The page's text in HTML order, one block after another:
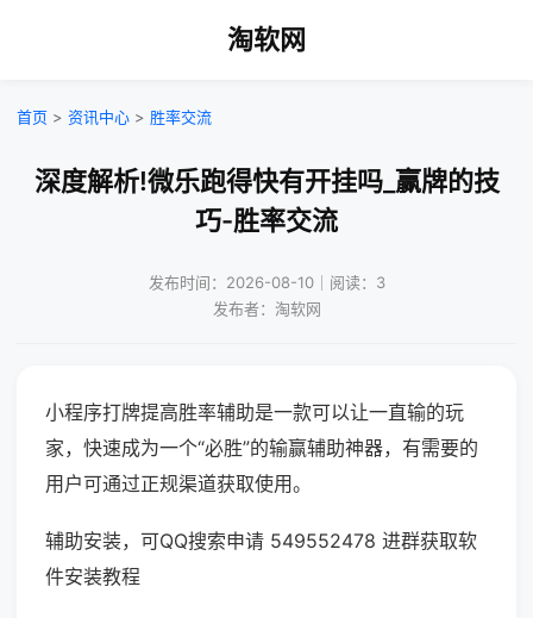
淘软网
首页 > 资讯中心 > 胜率交流
深度解析!微乐跑得快有开挂吗_赢牌的技
巧-胜率交流
发布时间：2026-08-10｜阅读：3
发布者：淘软网
小程序打牌提高胜率辅助是一款可以让一直输的玩
家，快速成为一个“必胜”的输赢辅助神器，有需要的
用户可通过正规渠道获取使用。
辅助安装，可QQ搜索申请 549552478 进群获取软
件安装教程